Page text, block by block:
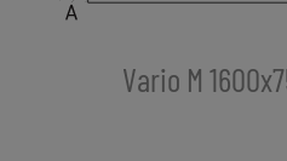
Vario M